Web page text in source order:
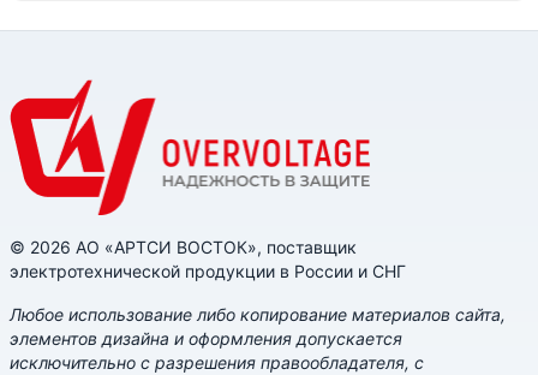
© 2026 АО «АРТСИ ВОСТОК», поставщик
электротехнической продукции в России и СНГ
Любое использование либо копирование материалов сайта,
элементов дизайна и оформления допускается
исключительно с разрешения правообладателя, с